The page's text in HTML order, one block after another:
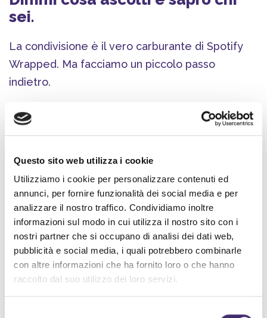
Questo sito web utilizza i cookie
Utilizziamo i cookie per personalizzare contenuti ed
annunci, per fornire funzionalità dei social media e per
analizzare il nostro traffico. Condividiamo inoltre
informazioni sul modo in cui utilizza il nostro sito con i
nostri partner che si occupano di analisi dei dati web,
pubblicità e social media, i quali potrebbero combinarle
con altre informazioni che ha fornito loro o che hanno
raccolto dal suo utilizzo dei loro servizi.
sei.
La condivisione è il vero carburante di Spotify
Wrapped. Ma facciamo un piccolo passo
indietro.
Spotify ha un disperato bisogno di dati, come
tutte le grandi aziende tecnologiche. I dati sono
aumentare le probabilità che la propria offerta
riesca a cogliere nel segno.
Attraverso Wrapped, Spotify, artisti e creator
ottengono dati sui gusti musicali, la durata delle
riproduzioni, le tendenze degli utenti che
popolano la piattaforma e tanto, tanto altro.
Ma soprattutto riescono astimolarne la
condivisione attraverso una geniale strategia